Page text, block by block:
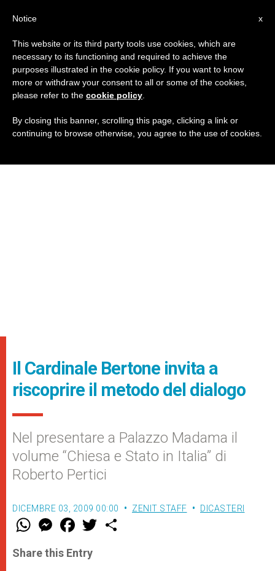
Il Cardinale Bertone invita a
riscoprire il metodo del dialogo
Nel presentare a Palazzo Madama il
volume “Chiesa e Stato in Italia” di
Roberto Pertici
DICEMBRE 03, 2009 00:00 ZENIT STAFF DICASTERI
W
t
s
M
e
s
e
F
a
e
b
w
Share this Entry
x
Notice
This website or its third party tools use cookies, which are
necessary to its functioning and required to achieve the
purposes illustrated in the cookie policy. If you want to know
more or withdraw your consent to all or some of the cookies,
please refer to the cookie policy
By closing this banner, scrolling this page, clicking a link or
continuing to browse otherwise, you agree to the use of cookies.